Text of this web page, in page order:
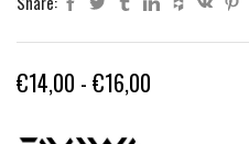
€14,00 - €16,00